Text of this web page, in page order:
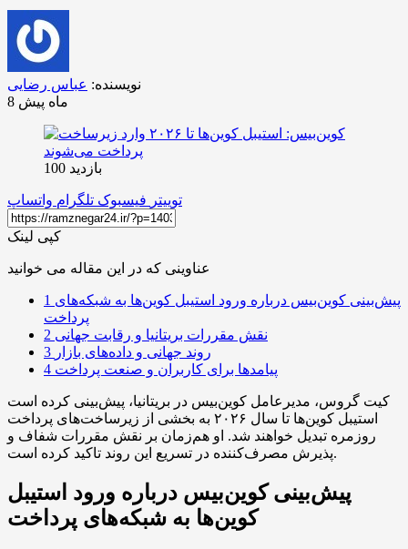
نویسنده: عباس رضایی
8 ماه پیش
بازدید 100
توییتر فیسبوک تلگرام واتساپ
کپی لینک
عناوینی که در این مقاله می خوانید
1
پرداخت
2 نقش مقررات بریتانیا و رقابت جهانی
3 روند جهانی و داده‌های بازار
4 پیامدها برای کاربران و صنعت پرداخت
کیت گروس، مدیرعامل کوین‌بیس در بریتانیا، پیش‌بینی کرده است
استیبل کوین‌ها تا سال ۲۰۲۶ به بخشی از زیرساخت‌های پرداخت
روزمره تبدیل خواهند شد. او هم‌زمان بر نقش مقررات شفاف و
پذیرش مصرف‌کننده در تسریع این روند تاکید کرده است.
پیش‌بینی کوین‌بیس درباره ورود استیبل
کوین‌ها به شبکه‌های پرداخت